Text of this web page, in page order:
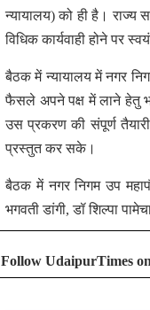
न्यायालय) को ही है। राज्य
विधिक कार्यवाही होने पर
बैठक में न्यायालय में नगर
फैसले अपने पक्ष में लाने हेतु
उस प्रकरण की संपूर्ण
प्रस्तुत कर सके।
बैठक में नगर निगम उप
भगवती डांगी, डॉ शिल्पा
Follow UdaipurTimes on